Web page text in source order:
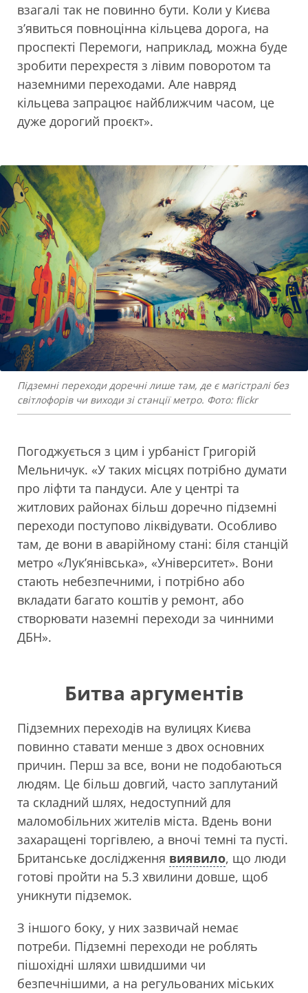
взагалі так не повинно бути. Коли у Києва
з’явиться повноцінна кільцева дорога, на
проспекті Перемоги, наприклад, можна буде
зробити перехрестя з лівим поворотом та
наземними переходами. Але навряд
кільцева запрацює найближчим часом, це
дуже дорогий проєкт».
Підземні переходи доречні лише там, де є магістралі без
світлофорів чи виходи зі станції метро. Фото: flickr
Погоджується з цим і урбаніст Григорій
Мельничук. «У таких місцях потрібно думати
про ліфти та пандуси. Але у центрі та
житлових районах більш доречно підземні
переходи поступово ліквідувати. Особливо
там, де вони в аварійному стані: біля станцій
метро «Лук’янівська», «Університет». Вони
стають небезпечними, і потрібно або
вкладати багато коштів у ремонт, або
створювати наземні переходи за чинними
ДБН».
Битва аргументів
Підземних переходів на вулицях Києва
повинно ставати менше з двох основних
причин. Перш за все, вони не подобаються
людям. Це більш довгий, часто заплутаний
та складний шлях, недоступний для
маломобільних жителів міста. Вдень вони
захаращені торгівлею, а вночі темні та пусті.
Британське дослідження виявило, що люди
готові пройти на 5.3 хвилини довше, щоб
уникнути підземок.
З іншого боку, у них зазвичай немає
потреби. Підземні переходи не роблять
пішохідні шляхи швидшими чи
безпечнішими, а на регульованих міських